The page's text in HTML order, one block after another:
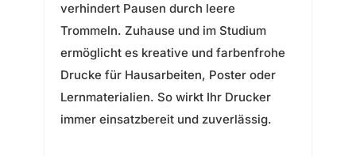
verhindert Pausen durch leere
Trommeln. Zuhause und im Studium
ermöglicht es kreative und farbenfrohe
Drucke für Hausarbeiten, Poster oder
Lernmaterialien. So wirkt Ihr Drucker
immer einsatzbereit und zuverlässig.